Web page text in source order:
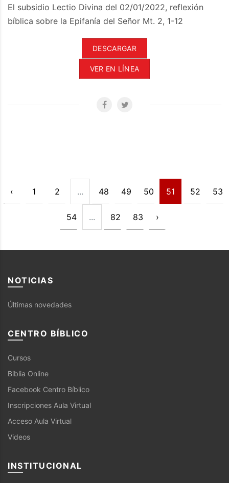
El subsidio Lectio Divina del 02/01/2022, reflexión
bíblica sobre la Epifanía del Señor Mt. 2, 1-12
DESCARGAR
VER EN LÍNEA
‹ 1 2 ... 48 49 50 51 52 53
54 ... 82 83 ›
NOTICIAS
Últimas novedades
CENTRO BÍBLICO
Cursos
Biblia Online
Facebook Centro Bíblico
Inscripciones Aula Virtual
Acceso Aula Virtual
Videos
INSTITUCIONAL